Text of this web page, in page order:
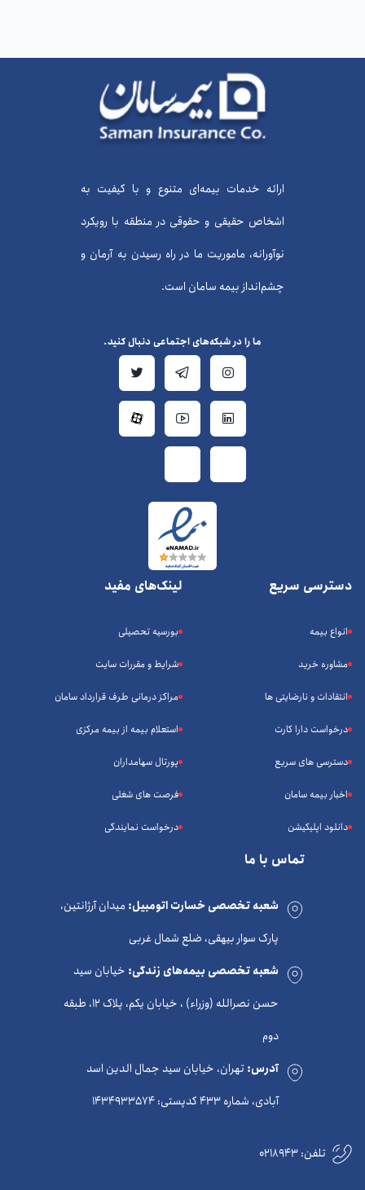
ارائه خدمات بیمه‌ای متنوع و با کیفیت به
اشخاص حقیقی و حقوقی در منطقه با رویکرد
نوآورانه، ماموریت ما در راه رسیدن به آرمان و
چشم‌انداز بیمه سامان است.
دسترسی سریع
انواع بیمه
مشاوره خرید
انتقادات و نارضایتی ها
درخواست دارا کارت
دسترسی های سریع
اخبار بیمه سامان
دانلود اپلیکیشن
لینک‌های مفید
بورسیه تحصیلی
شرایط و مقررات سایت
مراکز درمانی طرف قرارداد سامان
استعلام بیمه از بیمه مرکزی
پورتال سهامداران
فرصت های شغلی
درخواست نمایندگی
تماس با ما
شعبه تخصصی خسارت اتومبیل: میدان آرژانتین،
پارک سوار بیهقی، ضلع شمال غربی
شعبه تخصصی بیمه‌های زندگی: خیابان سید
حسن نصرالله (وزراء) ، خیابان یکم، پلاک 12، طبقه
دوم
آدرس:تهران، خیابان سید جمال الدین اسد
آبادی، شماره 433 کدپستی: 1434933574
ما را در شبکه‌های اجتماعی دنبال کنید.
تلفن:0218943